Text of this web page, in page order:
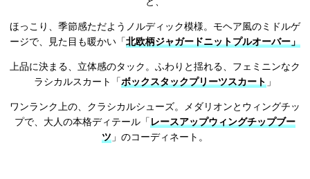
と、
ほっこり、季節感ただようノルディック模様。モヘア風のミドルゲ
ージで、見た目も暖かい「 北欧柄ジャガードニットプルオーバー」
上品に決まる、立体感のタック。ふわりと揺れる、フェミニンなク
ラシカルスカート「 ボックスタックプリーツスカート 」
ワンランク上の、クラシカルシューズ。メダリオンとウィングチッ
プで、大人の本格ディテール「 レースアップウィングチップブー
ツ 」のコーディネート。